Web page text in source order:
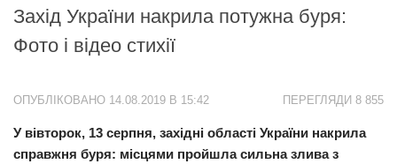
Дніпро
Львів
Харків
Донбас
Захід України накрила потужна буря:
Фото і відео стихії
ПЕРЕГЛЯДИ 8 855
ОПУБЛІКОВАНО 14.08.2019 В 15:42
У вівторок, 13 серпня, західні області України накрила
справжня буря: місцями пройшла сильна злива з